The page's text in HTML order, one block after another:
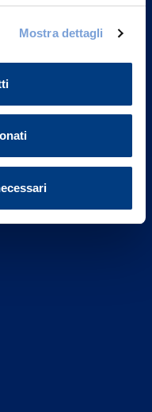
Mostra dettagli